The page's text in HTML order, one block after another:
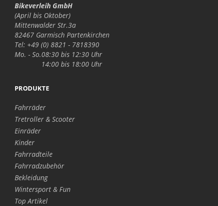
Bikeverleih GmbH
(April bis Oktober)
Mittenwalder Str.3a
82467 Garmisch Partenkirchen
Tel: +49 (0) 8821 - 7818390
Mo. - So.08:30 bis 12:30 Uhr
14:00 bis 18:00 Uhr
PRODUKTE
Fahrräder
Tretroller & Scooter
Einräder
Kinder
Fahrradteile
Fahrradzubehör
Bekleidung
Wintersport & Fun
Top Artikel